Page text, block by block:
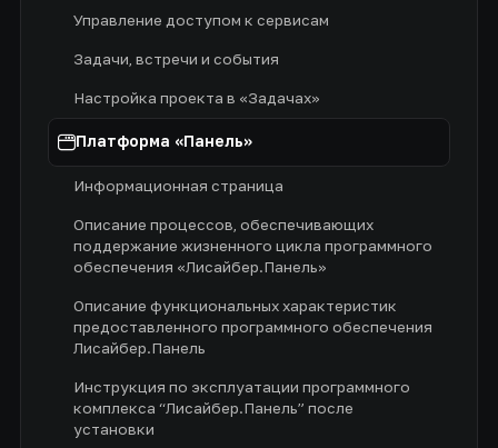
Управление доступом к сервисам
Задачи, встречи и события
Настройка проекта в «Задачах»
Платформа «Панель»
Информационная страница
Описание процессов, обеспечивающих
поддержание жизненного цикла программного
обеспечения «Лисайбер.Панель»
Описание функциональных характеристик
предоставленного программного обеспечения
Лисайбер.Панель
Инструкция по эксплуатации программного
комплекса “Лисайбер.Панель” после
установки